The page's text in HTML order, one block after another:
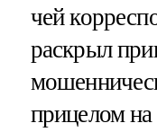
чей
раскрыл
прицелом